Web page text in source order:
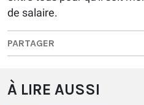
de salaire.
PARTAGER
À LIRE AUSSI